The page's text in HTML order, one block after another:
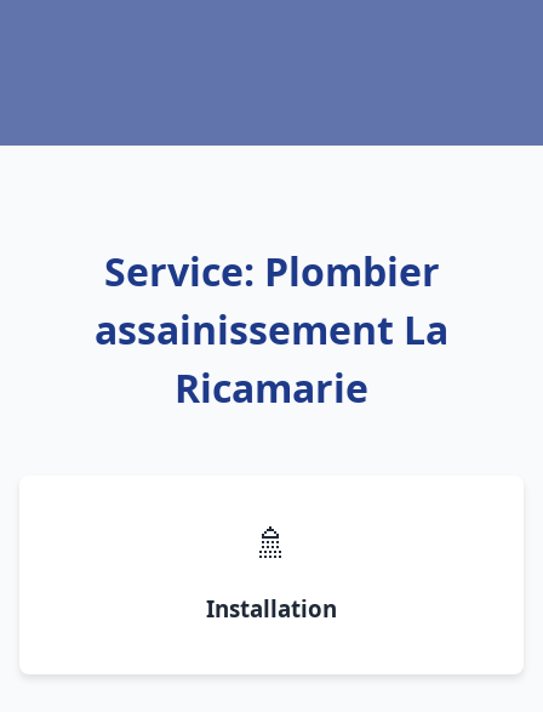
Service: Plombier
assainissement La
Ricamarie
🚿
Installation